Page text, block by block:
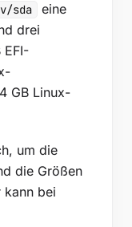
sda
eine
drei
EFI-
GB Linux-
um die
die Größen
kann bei